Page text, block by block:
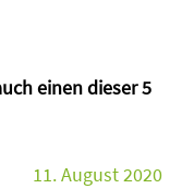
einen dieser 5
11. August 2020